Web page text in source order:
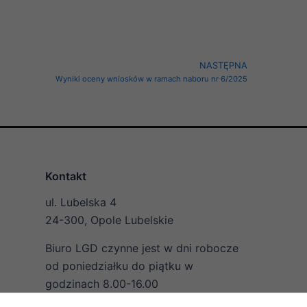
NASTĘPNA
Wyniki oceny wniosków w ramach naboru nr 6/2025
Kontakt
ul. Lubelska 4
24-300, Opole Lubelskie
Biuro LGD czynne jest w dni robocze
od poniedziałku do piątku w
godzinach 8.00-16.00